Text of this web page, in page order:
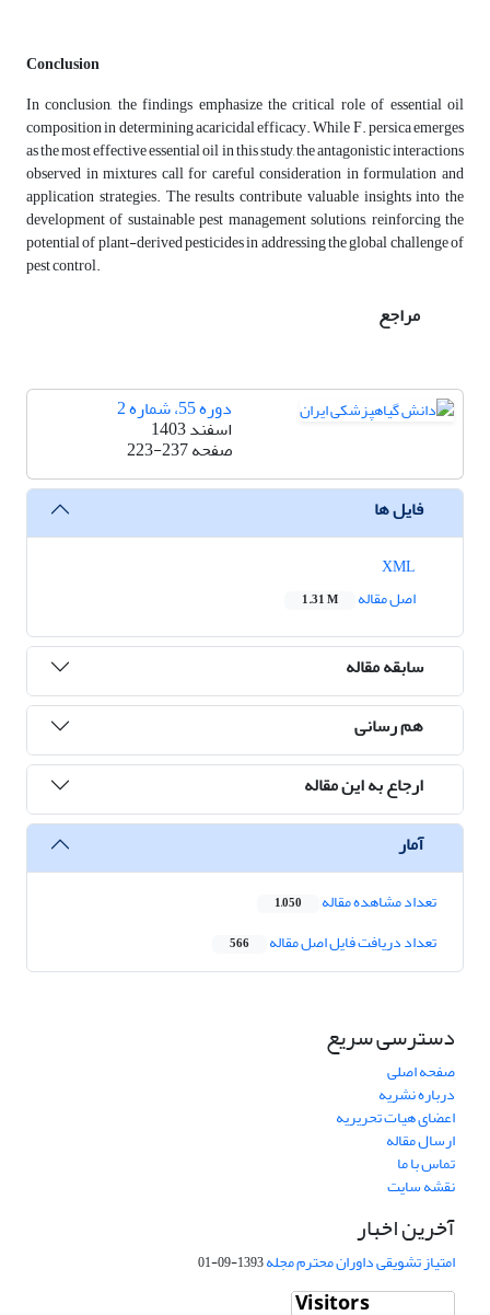
Conclusion
In conclusion, the findings emphasize the critical role of essential oil
composition in determining acaricidal efficacy. While F. persica emerges
as the most effective essential oil in this study, the antagonistic interactions
observed in mixtures call for careful consideration in formulation and
application strategies. The results contribute valuable insights into the
development of sustainable pest management solutions, reinforcing the
potential of plant-derived pesticides in addressing the global challenge of
pest control.
مراجع
دوره 55، شماره 2
اسفند 1403
صفحه223-237
فایل ها
اصل مقاله
1.31 M
سابقه مقاله
هم رسانی
ارجاع به این مقاله
آمار
تعداد مشاهده مقاله 1,050
تعداد دریافت فایل اصل مقاله 566
دسترسی سریع
صفحه اصلی
درباره نشریه
اعضای هیات تحریریه
ارسال مقاله
تماس با ما
نقشه سایت
آخرین اخبار
امتیاز تشویقی داوران محترم مجله1393-09-01